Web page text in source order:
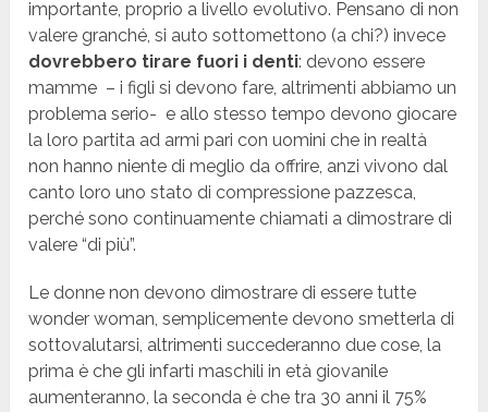
importante, proprio a livello evolutivo. Pensano di non
valere granché, si auto sottomettono (a chi?) invece
dovrebbero tirare fuori i denti: devono essere
mamme – i figli si devono fare, altrimenti abbiamo un
problema serio- e allo stesso tempo devono giocare
la loro partita ad armi pari con uomini che in realtà
non hanno niente di meglio da offrire, anzi vivono dal
canto loro uno stato di compressione pazzesca,
perché sono continuamente chiamati a dimostrare di
valere “di più”.
Le donne non devono dimostrare di essere tutte
wonder woman, semplicemente devono smetterla di
sottovalutarsi, altrimenti succederanno due cose, la
prima è che gli infarti maschili in età giovanile
aumenteranno, la seconda è che tra 30 anni il 75%